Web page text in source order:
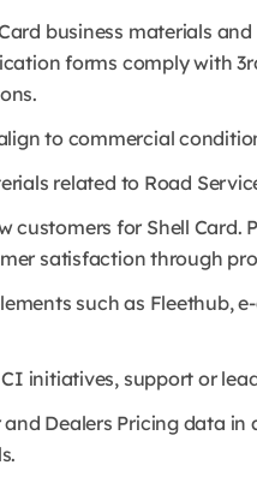
business materials
forms comply with
to commercial
related to Road
customers for Shell
satisfaction through
such as Fleethub,
initiatives, support or
Dealers Pricing data